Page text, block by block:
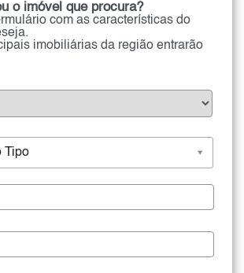
o imóvel que procura?
com as características do
imobiliárias da região entrarão
Tipo